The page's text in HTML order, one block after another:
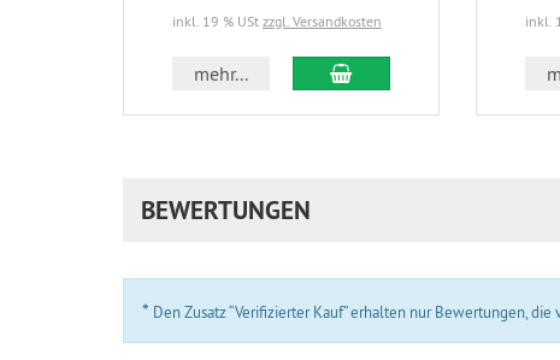
inkl. 19 % USt zzgl. Versandkosten
mehr... In den Warenkorb
inkl.
BEWERTUNGEN
* Den Zusatz “Verifizierter Kauf” erhalten nur Bewertungen,